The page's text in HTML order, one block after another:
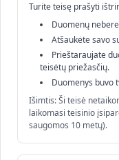
Turite teisę prašyti
Duomenų
Atšaukėte savo
Prieštaraujate
teisėtų priežasčių.
Duomenys buvo
Išimtis: Ši teisė
laikomasi teisinio
saugomos 10 metų).